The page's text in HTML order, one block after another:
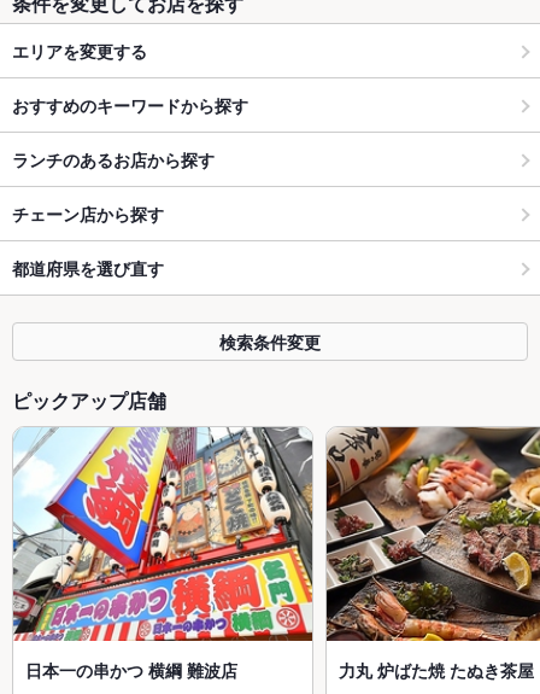
エリアを変更する
おすすめのキーワードから探す
ランチのあるお店から探す
チェーン店から探す
都道府県を選び直す
検索条件変更
ピックアップ店舗
日本一の串かつ 横綱 難波店 力丸 炉ばた焼 たぬき茶屋